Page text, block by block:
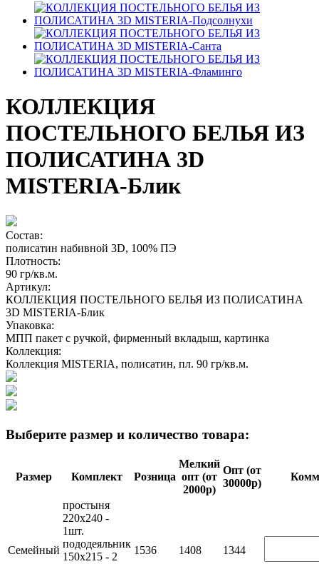
КОЛЛЕКЦИЯ
ПОСТЕЛЬНОГО БЕЛЬЯ ИЗ
ПОЛИСАТИНА 3D
MISTERIA-Блик
Состав:
полисатин набивной 3D, 100% ПЭ
Плотность:
90 гр/кв.м.
Артикул:
КОЛЛЕКЦИЯ ПОСТЕЛЬНОГО БЕЛЬЯ ИЗ ПОЛИСАТИНА
3D MISTERIA-Блик
Упаковка:
МПП пакет с ручкой, фирменный вкладыш, картинка
Коллекция:
Коллекция MISTERIA, полисатин, пл. 90 гр/кв.м.
Выберите размер и количество товара:
Размер Комплект Розница
Мелкий
опт (от
2000р)
Опт (от
30000р)
Семейный
простыня
220х240 -
1шт.
пододеяльник
150х215 - 2
1536 1408 1344